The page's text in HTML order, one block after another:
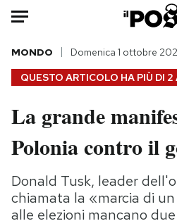
HOME
Italia
Politica
Tecnologia
Internet
QUESTO ARTICOLO HA PIÙ DI 2
MONDO Domenica 1 ottobre
La grande
Polonia contro il
Donald Tusk, leader
chiamata la «marcia di
alle elezioni mancano